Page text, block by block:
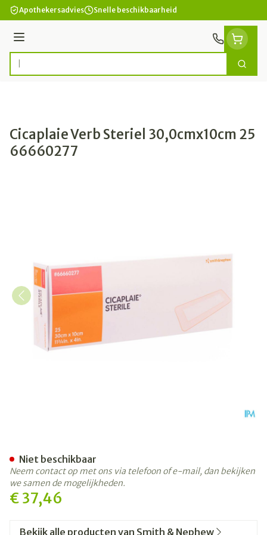
Ga naar de inhoud
Apothekersadvies Snelle beschikbaarheid
Menu
Product, merk, categorie... Zoek
Cicaplaie Verb Steriel 30,0cmx10cm 25
66660277
€ 37,46
Niet beschikbaar
Neem contact op met ons via telefoon of e-mail, dan bekijken
we samen de mogelijkheden.
Bekijk alle producten van Smith & Nephew